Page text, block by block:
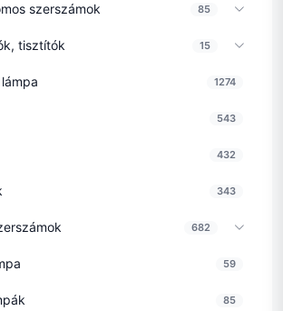
szerszámok 85
tisztítók 15
1274
543
432
343
682
59
85